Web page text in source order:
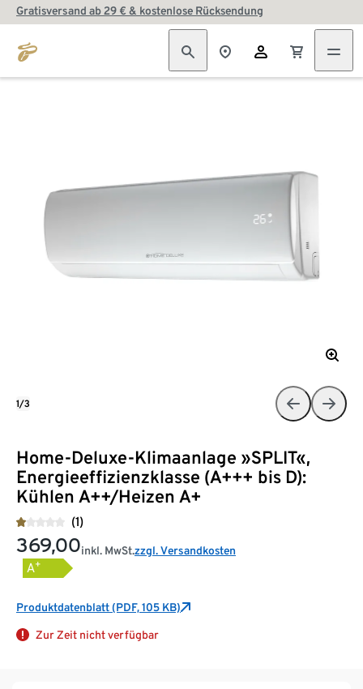
Gratisversand ab 29 € & kostenlose Rücksendung
Home-Deluxe-Klimaanlage »SPLIT«,
Energieeffizienzklasse (A+++ bis D):
Kühlen A++/Heizen A+
(1)
369,00inkl. MwSt.zzgl. Versandkosten
A+
Produktdatenblatt (PDF, 105 KB)
Zur Zeit nicht verfügbar
1/3